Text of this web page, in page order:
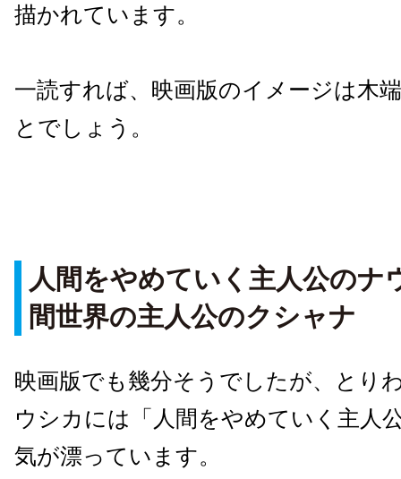
描かれています。
一読すれば、映画版のイメージは木
とでしょう。
人間をやめていく主人公のナ
間世界の主人公のクシャナ
映画版でも幾分そうでしたが、とり
ウシカには「人間をやめていく主人
気が漂っています。